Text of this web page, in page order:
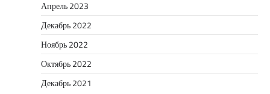
Апрель 2023
Декабрь 2022
Ноябрь 2022
Октябрь 2022
Декабрь 2021